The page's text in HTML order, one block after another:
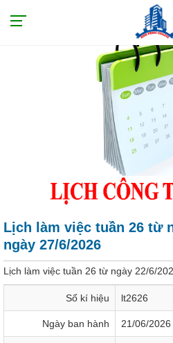
Lịch làm việc tuần 26 từ
ngày 27/6/2026
Lịch làm việc tuần 26 từ ngày 22/6/
Số kí hiệu lt2626
Ngày ban hành 21/06/2026